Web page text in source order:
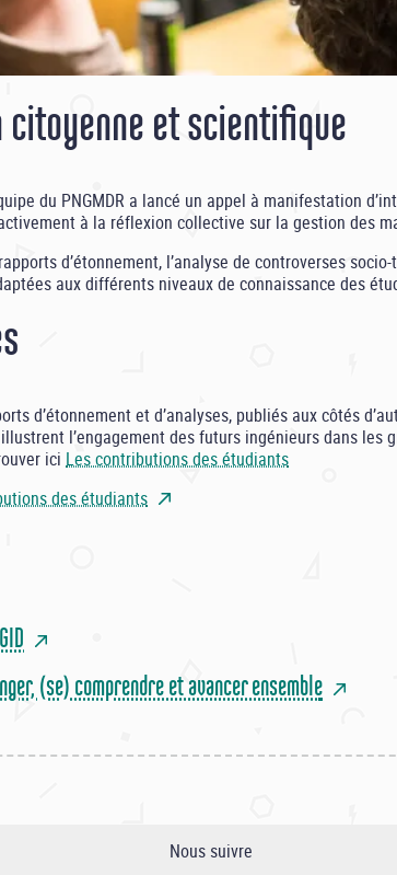
et scientifique
du PNGMDR a lancé un appel à manifestation
à la réflexion collective sur la gestion des
d’étonnement, l’analyse de controverses
aux différents niveaux de connaissance des
d’étonnement et d’analyses, publiés aux côtés
l’engagement des futurs ingénieurs dans
ici Les contributions des étudiants
des étudiants
(se) comprendre et avancer ensemble
Nous suivre